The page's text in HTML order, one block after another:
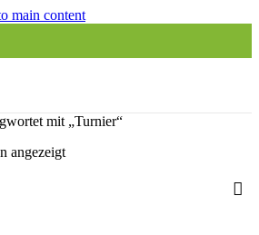
main content
mit „Turnier“
angezeigt